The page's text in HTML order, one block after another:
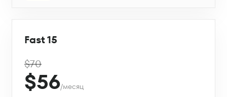
Fast 15
$70
$56/месяц